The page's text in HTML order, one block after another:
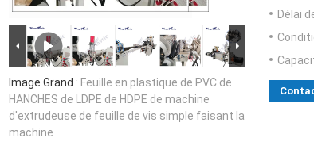
Image Grand : Feuille en plastique de PVC de
HANCHES de LDPE de HDPE de machine
d'extrudeuse de feuille de vis simple faisant la
machine
Délai